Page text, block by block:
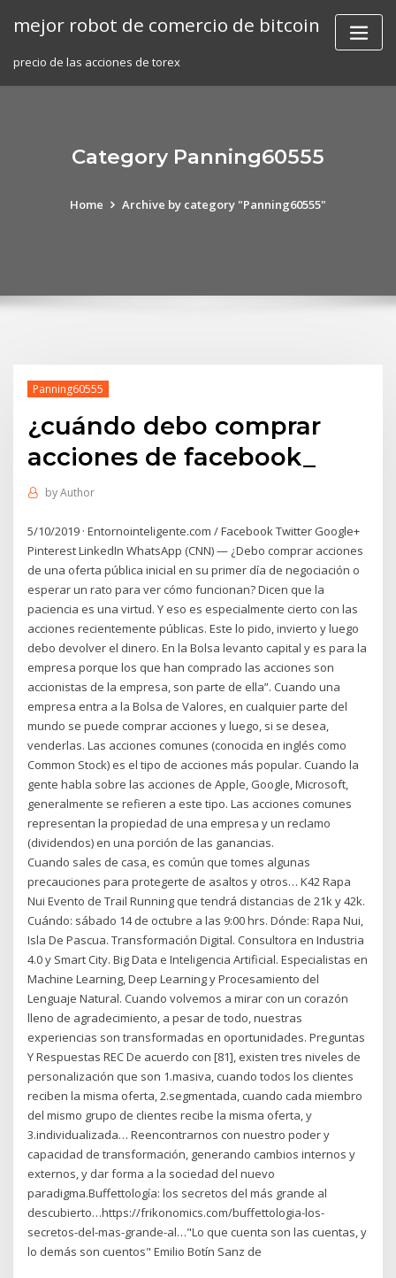
mejor robot de comercio de bitcoin
precio de las acciones de torex
Category Panning60555
Home Archive by category "Panning60555"
Panning60555
¿cuándo debo comprar
acciones de facebook_
byAuthor
5/10/2019 · Entornointeligente.com / Facebook Twitter Google+
Pinterest LinkedIn WhatsApp (CNN) — ¿Debo comprar acciones
de una oferta pública inicial en su primer día de negociación o
esperar un rato para ver cómo funcionan? Dicen que la
paciencia es una virtud. Y eso es especialmente cierto con las
acciones recientemente públicas. Este lo pido, invierto y luego
debo devolver el dinero. En la Bolsa levanto capital y es para la
empresa porque los que han comprado las acciones son
accionistas de la empresa, son parte de ella”. Cuando una
empresa entra a la Bolsa de Valores, en cualquier parte del
mundo se puede comprar acciones y luego, si se desea,
venderlas. Las acciones comunes (conocida en inglés como
Common Stock) es el tipo de acciones más popular. Cuando la
gente habla sobre las acciones de Apple, Google, Microsoft,
generalmente se refieren a este tipo. Las acciones comunes
representan la propiedad de una empresa y un reclamo
(dividendos) en una porción de las ganancias.
Cuando sales de casa, es común que tomes algunas
precauciones para protegerte de asaltos y otros… K42 Rapa
Nui Evento de Trail Running que tendrá distancias de 21k y 42k.
Cuándo: sábado 14 de octubre a las 9:00 hrs. Dónde: Rapa Nui,
Isla De Pascua. Transformación Digital. Consultora en Industria
4.0 y Smart City. Big Data e Inteligencia Artificial. Especialistas en
Machine Learning, Deep Learning y Procesamiento del
Lenguaje Natural. Cuando volvemos a mirar con un corazón
lleno de agradecimiento, a pesar de todo, nuestras
experiencias son transformadas en oportunidades. Preguntas
Y Respuestas REC De acuerdo con [81], existen tres niveles de
personalización que son 1.masiva, cuando todos los clientes
reciben la misma oferta, 2.segmentada, cuando cada miembro
del mismo grupo de clientes recibe la misma oferta, y
3.individualizada… Reencontrarnos con nuestro poder y
capacidad de transformación, generando cambios internos y
externos, y dar forma a la sociedad del nuevo
paradigma.Buffettología: los secretos del más grande al
descubierto…https://frikonomics.com/buffettologia-los-
secretos-del-mas-grande-al…"Lo que cuenta son las cuentas, y
lo demás son cuentos" Emilio Botín Sanz de